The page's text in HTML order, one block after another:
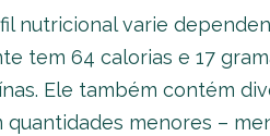
nutricional varie
tem 64 calorias e 17
Ele também contém
quantidades menores –